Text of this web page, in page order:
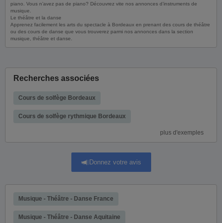
piano. Vous n’avez pas de piano? Découvrez vite nos annonces d’instruments de
musique.
Le théâtre et la danse
Apprenez facilement les arts du spectacle à Bordeaux en prenant des cours de théâtre
ou des cours de danse que vous trouverez parmi nos annonces dans la section
musique, théâtre et danse.
Recherches associées
Cours de solfège Bordeaux
Cours de solfège rythmique Bordeaux
Cours de solfège guitare Bordeaux
Cours de solfège piano Bordeaux
plus d'exemples
Donnez votre avis
Musique - Théâtre - Danse France
Musique - Théâtre - Danse Aquitaine